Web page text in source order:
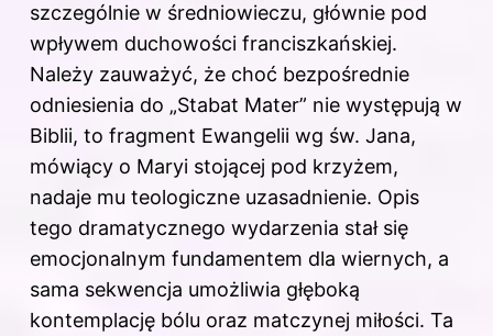
szczególnie w średniowieczu, głównie pod
wpływem duchowości franciszkańskiej.
Należy zauważyć, że choć bezpośrednie
odniesienia do „Stabat Mater” nie występują w
Biblii, to fragment Ewangelii wg św. Jana,
mówiący o Maryi stojącej pod krzyżem,
nadaje mu teologiczne uzasadnienie. Opis
tego dramatycznego wydarzenia stał się
emocjonalnym fundamentem dla wiernych, a
sama sekwencja umożliwia głęboką
kontemplację bólu oraz matczynej miłości. Ta